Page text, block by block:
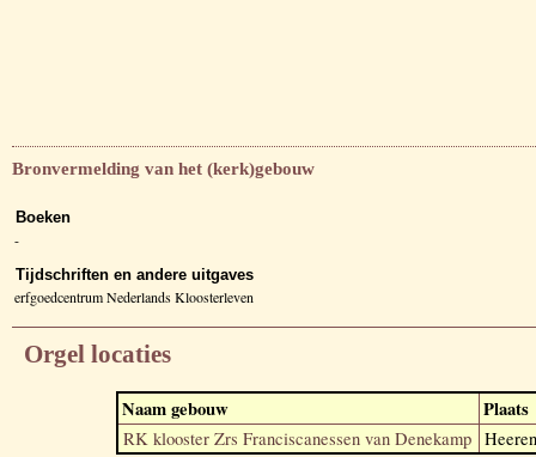
Bronvermelding van het (kerk)gebouw
Boeken
-
Tijdschriften en andere uitgaves
erfgoedcentrum Nederlands Kloosterleven
Orgel locaties
Naam gebouw Plaats
RK klooster Zrs Franciscanessen van Denekamp